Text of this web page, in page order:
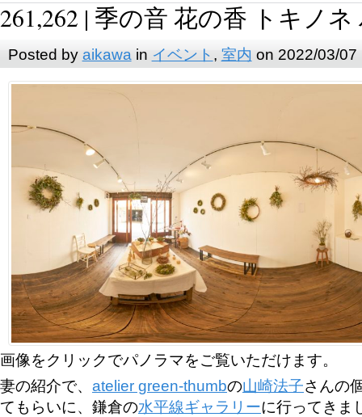
261,262 | 季の音 花の香 トキノ
Posted by aikawain イベント , 室内 on 2022/03/07
画像をクリックでパノラマをご覧いただけます。
妻の紹介で、 atelier green-thumbの山崎法子さんの
てもらいに、鎌倉の水平線ギャラリーに行ってきま